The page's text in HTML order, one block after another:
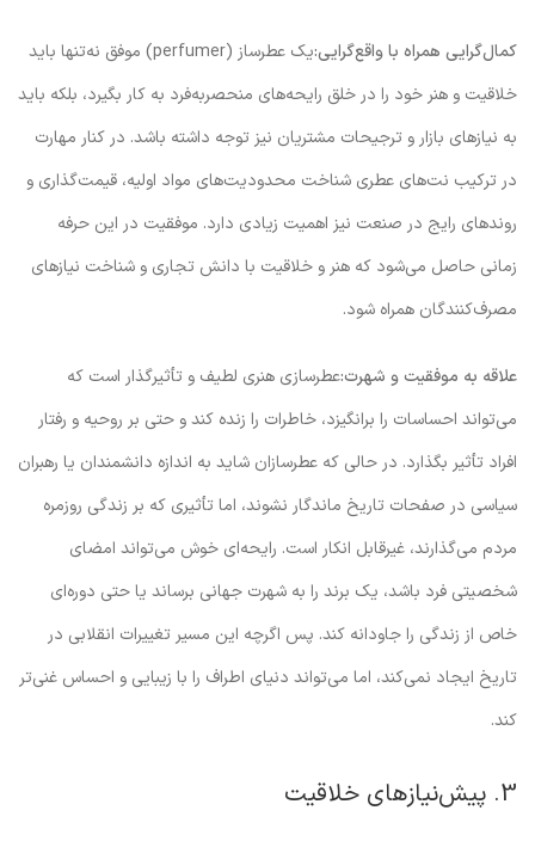
کمال‌گرایی همراه با واقع‌گرایی:
یک عطرساز (perfumer) موفق نه‌تنها باید
خلاقیت و هنر خود را در خلق رایحه‌های منحصربه‌فرد به کار بگیرد، بلکه باید
به نیازهای بازار و ترجیحات مشتریان نیز توجه داشته باشد. در کنار مهارت
در ترکیب نت‌های عطری شناخت محدودیت‌های مواد اولیه، قیمت‌گذاری و
روندهای رایج در صنعت نیز اهمیت زیادی دارد. موفقیت در این حرفه
زمانی حاصل می‌شود که هنر و خلاقیت با دانش تجاری و شناخت نیازهای
مصرف‌کنندگان همراه شود.
علاقه به موفقیت و شهرت:عطرسازی هنری لطیف و تأثیرگذار است که
می‌تواند احساسات را برانگیزد، خاطرات را زنده کند و حتی بر روحیه و رفتار
افراد تأثیر بگذارد. در حالی که عطرسازان شاید به اندازه دانشمندان یا رهبران
سیاسی در صفحات تاریخ ماندگار نشوند، اما تأثیری که بر زندگی روزمره
مردم می‌گذارند، غیرقابل انکار است. رایحه‌ای خوش می‌تواند امضای
شخصیتی فرد باشد، یک برند را به شهرت جهانی برساند یا حتی دوره‌ای
خاص از زندگی را جاودانه کند. پس اگرچه این مسیر تغییرات انقلابی در
تاریخ ایجاد نمی‌کند، اما می‌تواند دنیای اطراف را با زیبایی و احساس غنی‌تر
کند.
3. پیش‌نیازهای خلاقیت